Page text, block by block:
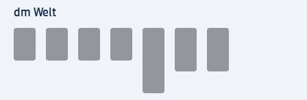
dm Welt